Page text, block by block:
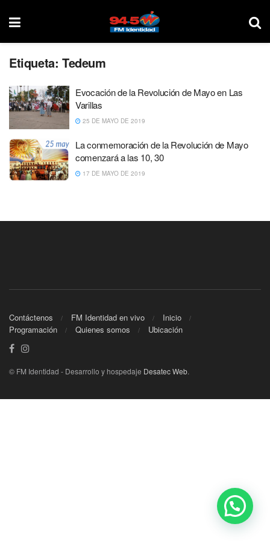
Etiqueta: Tedeum
Evocación de la Revolución de Mayo en Las
Varillas
25 DE MAYO DE 2019
La conmemoración de la Revolución de Mayo
comenzará a las 10, 30
17 DE MAYO DE 2019
Contáctenos FM Identidad en vivo
Inicio
Programación
Quienes somos Ubicación
© FM Identidad - Desarrollo y hospedaje Desatec Web.